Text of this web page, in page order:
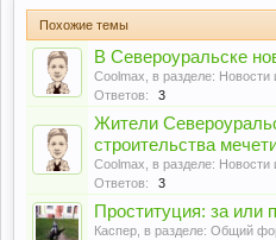
Похожие темы
В Североуральске
Coolmax , в разделе: Новости
Ответов:
3
Жители
строительства
Coolmax , в разделе: Новости
Ответов:
3
Проституция: за или
Каспер , в разделе: Общий